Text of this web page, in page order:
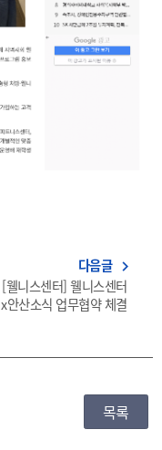
다음글 navigate_next
[웰니스센터] 웰니스센터
x안산소식 업무협약 체결
목록